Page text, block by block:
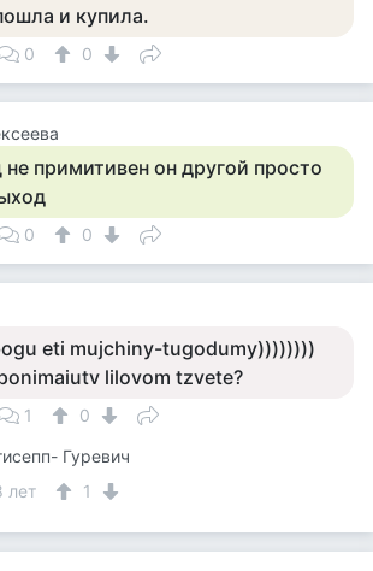
и купила.
0 0
примитивен он другой просто
0 0
eti mujchiny-tugodumy))))))))
lilovom tzvete?
1
0
Гуревич
лет
1